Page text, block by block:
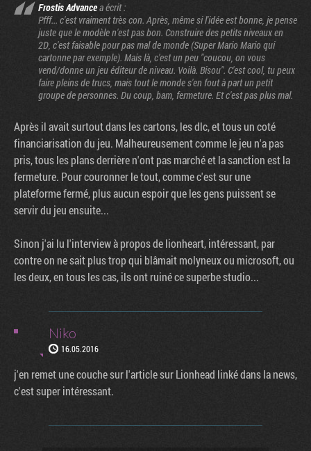
Frostis Advancea écrit :
Pfff... c'est vraiment très con. Après, même si l'idée est bonne, je pense
juste que le modèle n'est pas bon. Construire des petits niveaux en
2D, c'est faisable pour pas mal de monde (Super Mario Mario qui
cartonne par exemple). Mais là, c'est un peu "coucou, on vous
vend/donne un jeu éditeur de niveau. Voilà. Bisou". C'est cool, tu peux
faire pleins de trucs, mais tout le monde s'en fout à part un petit
groupe de personnes. Du coup, bam, fermeture. Et c'est pas plus mal.
Après il avait surtout dans les cartons, les dlc, et tous un coté
financiarisation du jeu. Malheureusement comme le jeu n'a pas
pris, tous les plans derrière n'ont pas marché et la sanction est la
fermeture. Pour couronner le tout, comme c'est sur une
plateforme fermé, plus aucun espoir que les gens puissent se
servir du jeu ensuite...
Sinon j'ai lu l'interview à propos de lionheart, intéressant, par
contre on ne sait plus trop qui blâmait molyneux ou microsoft, ou
les deux, en tous les cas, ils ont ruiné ce superbe studio...
Niko
16.05.2016
j'en remet une couche sur l'article sur Lionhead linké dans la news,
c'est super intéressant.